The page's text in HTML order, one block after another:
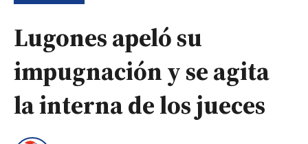
Lugones apeló su
impugnación y se agita
la interna de los jueces